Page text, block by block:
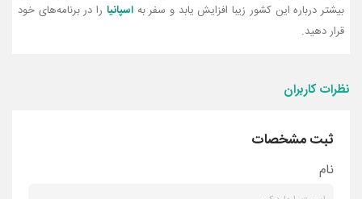
بیشتر درباره این کشور زیبا افزایش یابد و سفر بهاسپانیا را در برنامه‌های خود
قرار دهید.
نظرات کاربران
ثبت مشخصات
نام